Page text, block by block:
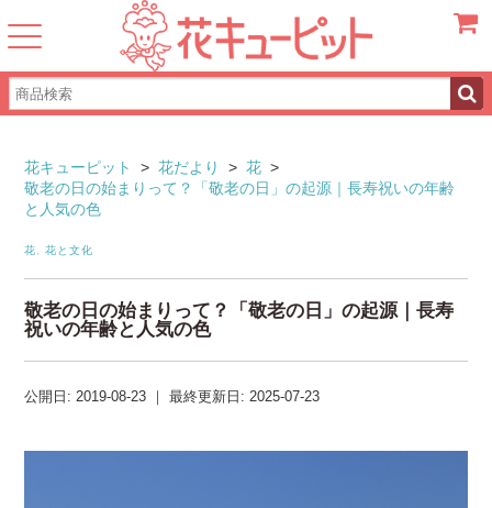
花キューピット > 花だより > 花 >
敬老の日の始まりって？「敬老の日」の起源｜長寿祝いの年齢
と人気の色
花 ,花と文化
敬老の日の始まりって？「敬老の日」の起源｜長寿
祝いの年齢と人気の色
公開日:2019-08-23 ｜最終更新日:2025-07-23